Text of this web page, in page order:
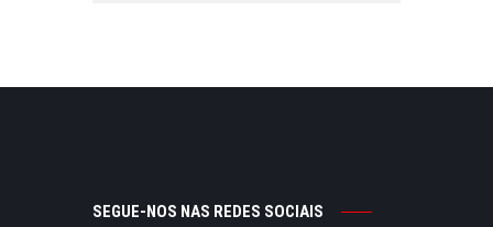
SEGUE-NOS NAS REDES SOCIAIS